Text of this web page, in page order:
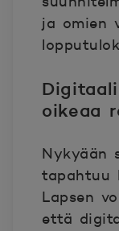
ja omien
oikeaa
Nykyään
tapahtuu
Lapsen
että